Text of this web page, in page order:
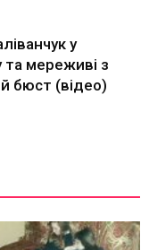
у
мереживі з
бюст (відео)